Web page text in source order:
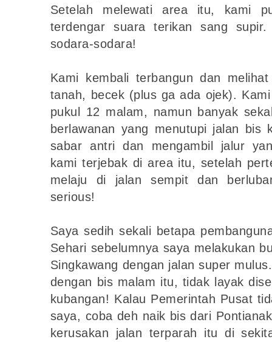
Setelah melewati area itu, kami
terdengar suara terikan sang
sodara-sodara!
Kami kembali terbangun dan
tanah, becek (plus ga ada ojek).
pukul 12 malam, namun banyak
berlawanan yang menutupi jalan bis
sabar antri dan mengambil jalur
kami terjebak di area itu, setelah
melaju di jalan sempit dan
serious!
Saya sedih sekali betapa
Sehari sebelumnya saya melakukan
Singkawang dengan jalan super
dengan bis malam itu, tidak layak
kubangan! Kalau Pemerintah Pusat
saya, coba deh naik bis dari
kerusakan jalan terparah itu di